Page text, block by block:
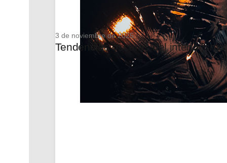
3 de noviembre de 2025
Tendencias oscuras del